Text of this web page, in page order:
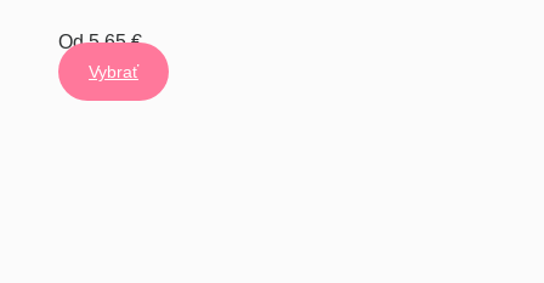
Od 5,65€
Vybrať
Tento